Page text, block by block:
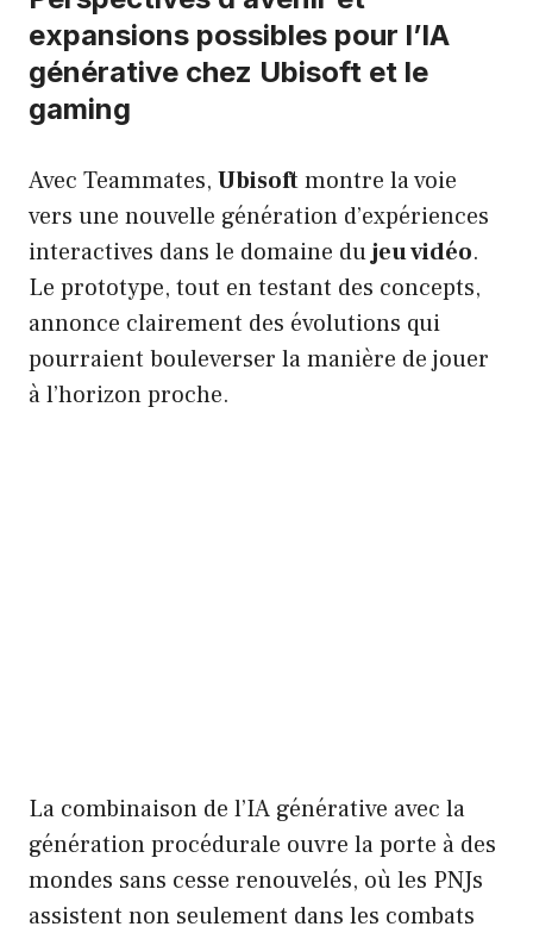
expansions possibles pour l’IA
générative chez Ubisoft et le
gaming
Avec Teammates, Ubisoftmontre la voie
vers une nouvelle génération d’expériences
interactives dans le domaine dujeu vidéo.
Le prototype, tout en testant des concepts,
annonce clairement des évolutions qui
pourraient bouleverser la manière de jouer
à l’horizon proche.
La combinaison de l’IA générative avec la
génération procédurale ouvre la porte à des
mondes sans cesse renouvelés, où les PNJs
assistent non seulement dans les combats